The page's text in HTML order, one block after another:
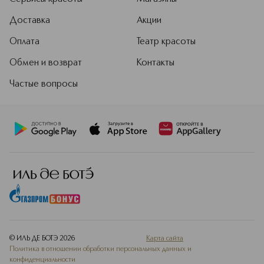
Доставка
Оплата
Обмен и возврат
Частые вопросы
Акции
Театр красоты
Контакты
© ИЛЬ ДЕ БОТЭ 2026
Карта сайта
Политика в отношении обработки персональных данных и
конфиденциальности